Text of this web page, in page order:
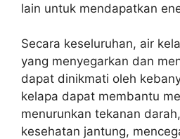
lain untuk mendapatkan
Secara keseluruhan, air
yang menyegarkan dan
dapat dinikmati oleh
kelapa dapat membantu
menurunkan tekanan
kesehatan jantung,